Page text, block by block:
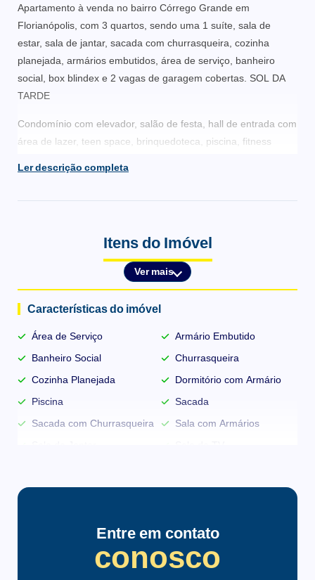
Apartamento à venda no bairro Córrego Grande em
Florianópolis, com 3 quartos, sendo uma 1 suíte, sala de
estar, sala de jantar, sacada com churrasqueira, cozinha
planejada, armários embutidos, área de serviço, banheiro
social, box blindex e 2 vagas de garagem cobertas. SOL DA
TARDE
Condomínio com elevador, salão de festa, hall de entrada com
área de lazer, teen space, brinquedoteca, piscina, fitness
pé direito duplo, concedendo requinte e sofisticação ao
chuva, iluminação de áreas comuns com lâmpada econômicas
e sensores de presença, sistema de segurança com
monitoramento através de câmeras.
Ler descrição completa
Itens do Imóvel
Ver mais
Características do imóvel
Área de Serviço
Armário Embutido
Banheiro Social
Churrasqueira
Cozinha Planejada
Dormitório com Armário
Piscina
Sacada
Sacada com Churrasqueira
Sala com Armários
Brinquedoteca
Empresa de Monitoramento
Entre em contato
conosco